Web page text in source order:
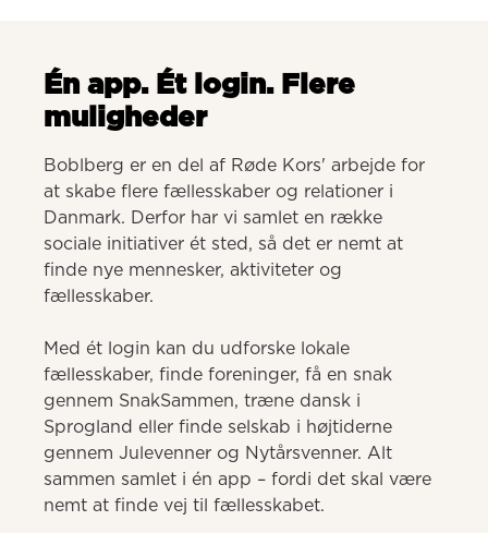
Én app. Ét login. Flere
muligheder
Boblberg er en del af Røde Kors' arbejde for
at skabe flere fællesskaber og relationer i
Danmark. Derfor har vi samlet en række
sociale initiativer ét sted, så det er nemt at
finde nye mennesker, aktiviteter og
fællesskaber.
Med ét login kan du udforske lokale
fællesskaber, finde foreninger, få en snak
gennem SnakSammen, træne dansk i
Sprogland eller finde selskab i højtiderne
gennem Julevenner og Nytårsvenner. Alt
sammen samlet i én app – fordi det skal være
nemt at finde vej til fællesskabet.